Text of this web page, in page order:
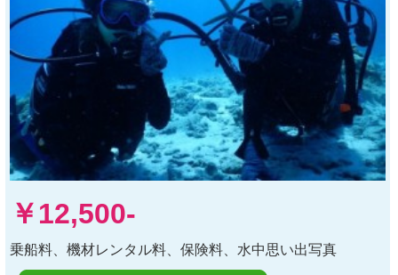
￥12,500-
乗船料、機材レンタル料、保険料、水中思い出写真